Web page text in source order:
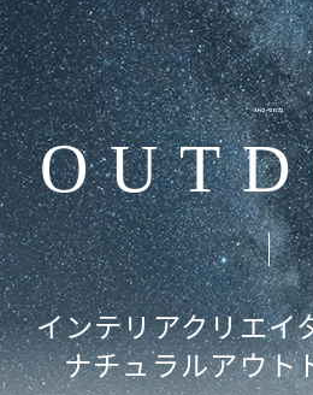
インテリアクリエイ
ナチュラルアウト